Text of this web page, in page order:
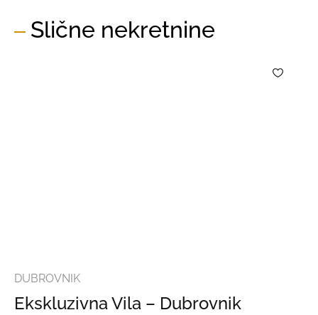
Slične nekretnine
DUBROVNIK
Ekskluzivna Vila – Dubrovnik